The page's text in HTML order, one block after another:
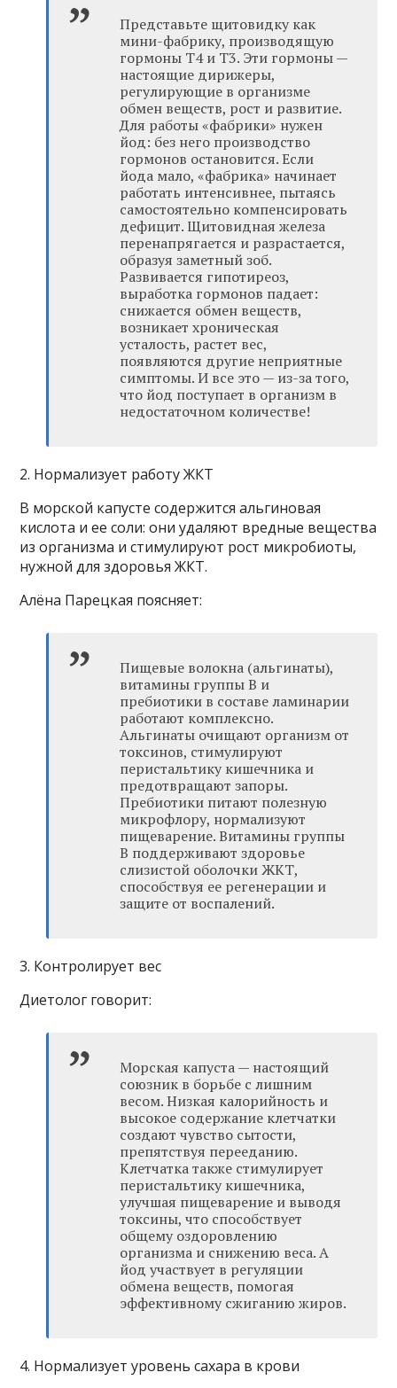
Представьте щитовидку как
мини-фабрику, производящую
гормоны Т4 и Т3. Эти гормоны —
настоящие дирижеры,
регулирующие в организме
обмен веществ, рост и развитие.
Для работы «фабрики» нужен
йод: без него производство
гормонов остановится. Если
йода мало, «фабрика» начинает
работать интенсивнее, пытаясь
самостоятельно компенсировать
дефицит. Щитовидная железа
перенапрягается и разрастается,
образуя заметный зоб.
Развивается гипотиреоз,
выработка гормонов падает:
снижается обмен веществ,
возникает хроническая
усталость, растет вес,
появляются другие неприятные
симптомы. И все это — из-за того,
что йод поступает в организм в
недостаточном количестве!
2. Нормализует работу ЖКТ
В морской капусте содержится альгиновая
кислота и ее соли: они удаляют вредные вещества
из организма и стимулируют рост микробиоты,
нужной для здоровья ЖКТ.
Алёна Парецкая поясняет:
Пищевые волокна (альгинаты),
витамины группы В и
пребиотики в составе ламинарии
работают комплексно.
Альгинаты очищают организм от
токсинов, стимулируют
перистальтику кишечника и
предотвращают запоры.
Пребиотики питают полезную
микрофлору, нормализуют
пищеварение. Витамины группы
В поддерживают здоровье
слизистой оболочки ЖКТ,
способствуя ее регенерации и
защите от воспалений.
3. Контролирует вес
Диетолог говорит:
Морская капуста — настоящий
союзник в борьбе с лишним
весом. Низкая калорийность и
высокое содержание клетчатки
создают чувство сытости,
препятствуя перееданию.
Клетчатка также стимулирует
перистальтику кишечника,
улучшая пищеварение и выводя
токсины, что способствует
общему оздоровлению
организма и снижению веса. А
йод участвует в регуляции
обмена веществ, помогая
эффективному сжиганию жиров.
4. Нормализует уровень сахара в крови